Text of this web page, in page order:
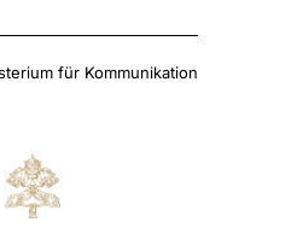
für Kommunikation